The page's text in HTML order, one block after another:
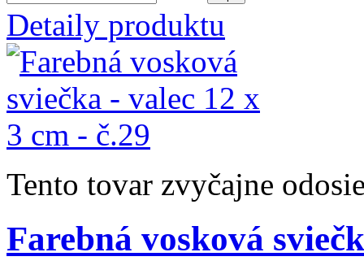
Detaily produktu
Tento tovar zvyčajne
Farebná vosková